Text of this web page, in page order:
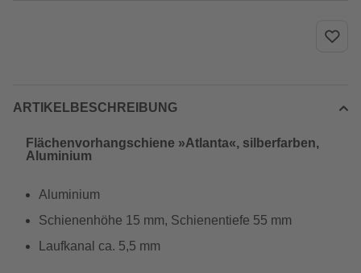
ARTIKELBESCHREIBUNG
Flächenvorhangschiene »Atlanta«, silberfarben,
Aluminium
Aluminium
Schienenhöhe 15 mm, Schienentiefe 55 mm
Laufkanal ca. 5,5 mm